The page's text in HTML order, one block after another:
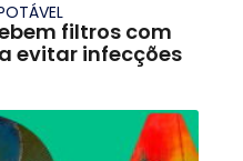
filtros com
evitar infecções